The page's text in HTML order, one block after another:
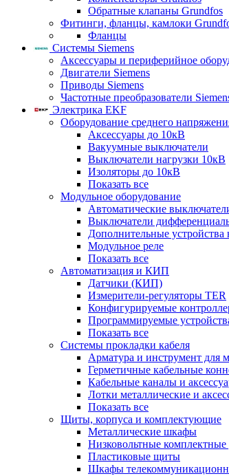
Обратные клапаны Grundfos
Фитинги, фланцы, камлоки
Фланцы
Системы Siemens
Аксессуары и периферийное
Двигатели Siemens
Приводы Siemens
Частотные преобразователи
Электрика EKF
Оборудование среднего
Аксессуары до 10кВ
Вакуумные выключатели
Выключатели нагрузки 10кВ
Изоляторы до 10кВ
Показать все
Модульное оборудование
Автоматические
Выключатели
Дополнительные
Модульное реле
Показать все
Автоматизация и КИП
Датчики (КИП)
Измерители-регуляторы TER
Конфигурируемые
Программируемые
Показать все
Системы прокладки кабеля
Арматура и инструмент для
Герметичные кабельные
Кабельные каналы и
Лотки металлические и
Показать все
Щиты, корпуса и комплектующие
Металлические шкафы
Низковольтные
Пластиковые щиты
Шкафы